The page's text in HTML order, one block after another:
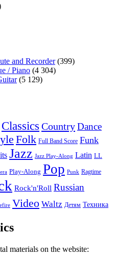
and Recorder(399)
/ Piano (4 304)
(5 129)
Classics CountryDance
Folk Full Band Score Funk
Jazz Jazz Play-Along Latin LL
Play-Along Pop Punk Ragtime
Rock'n'Roll Russian
Video Waltz Детям Техника
materials on the website: